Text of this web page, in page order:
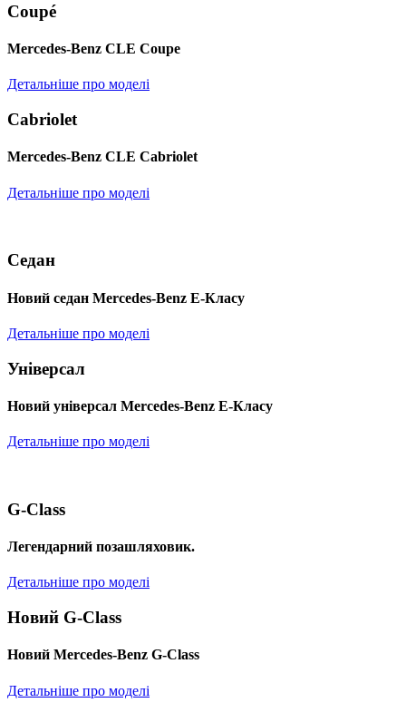
Coupé
Mercedes-Benz CLE Coupe
Детальніше про моделі
Cabriolet
Mercedes-Benz CLE Cabriolet
Детальніше про моделі
Седан
Новий седан Mercedes-Benz Е-Класу
Детальніше про моделі
Універсал
Новий універсал Mercedes-Benz E-Класу
Детальніше про моделі
G-Class
Легендарний позашляховик.
Детальніше про моделі
Новий G-Class
Новий Mercedes-Benz G-Class
Детальніше про моделі